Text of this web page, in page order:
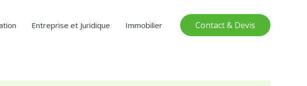
Entreprise et Juridique Immobilier Contact & Devis